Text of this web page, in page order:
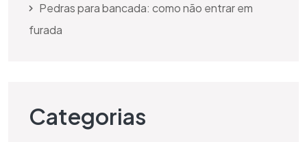
Pedras para bancada: como não entrar em
furada
Categorias